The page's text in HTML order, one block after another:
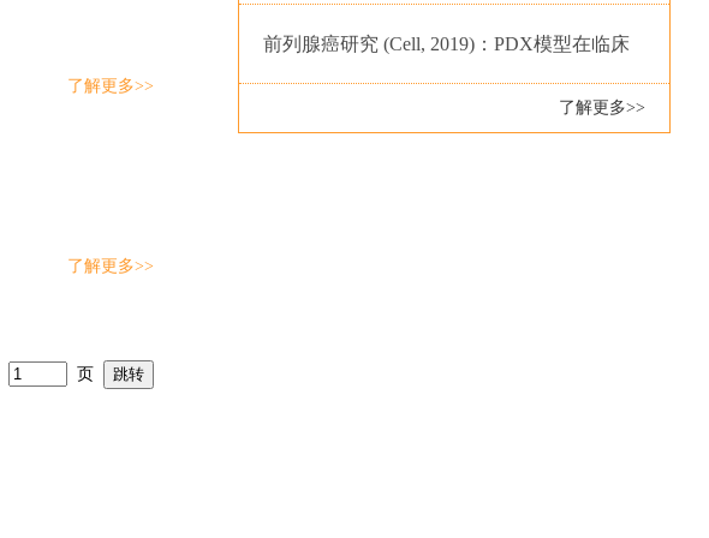
了解更多>>
了解更多>>
页
前列腺癌研究 (Cell, 2019)：PDX模型在临床
了解更多>>